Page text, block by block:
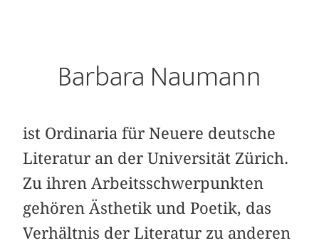
Barbara Naumann
ist Ordinaria für Neuere deutsche
Literatur an der Universität Zürich.
Zu ihren Arbeitsschwerpunkten
gehören Ästhetik und Poetik, das
Verhältnis der Literatur zu anderen